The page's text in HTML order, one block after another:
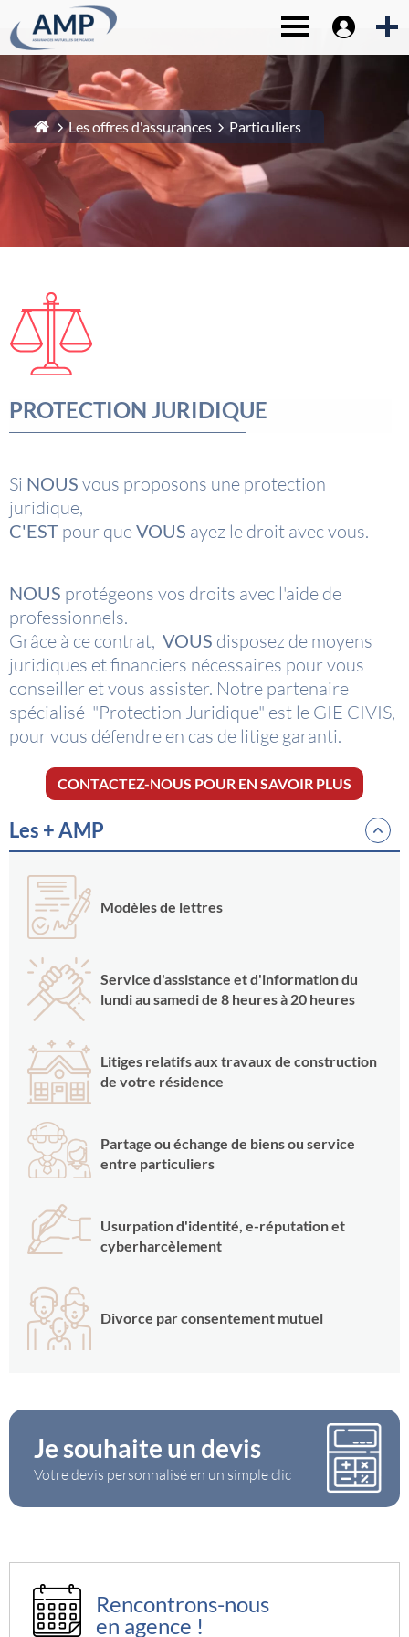
1-
Contenu principal
2-Menu principal
Pied de page
Recherche
Toggle
Les offres d'assurances Particuliers
PROTECTION JURIDIQUE
Si NOUS vous proposons une protection
juridique,
C'EST pour queVOUS ayez le droit avec vous.
NOUS protégeons vos droits avec l'aide de
professionnels.
Grâce à ce contrat, VOUS disposez de moyens
juridiques et financiers nécessaires pour vous
conseiller et vous assister. Notre partenaire
spécialisé "Protection Juridique" est le GIE CIVIS,
pour vous défendre en cas de litige garanti.
CONTACTEZ-NOUS POUR EN SAVOIR PLUS
Les + AMP
Modèles de lettres
Service d'assistance et d'information du
lundi au samedi de 8 heures à 20 heures
Litiges relatifs aux travaux de construction
de votre résidence
Partage ou échange de biens ou service
entre particuliers
Usurpation d'identité, e-réputation et
cyberharcèlement
Divorce par consentement mutuel
Je souhaite un devis
Votre devis personnalisé en un simple clic
Rencontrons-nous
en agence !